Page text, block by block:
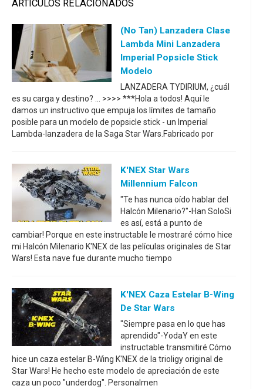
ARTÍCULOS RELACIONADOS
(No Tan) Lanzadera Clase
Lambda Mini Lanzadera
Imperial Popsicle Stick
Modelo
LANZADERA TYDIRIUM, ¿cuál
es su carga y destino? ... >>>> ***Hola a todos! Aquí le
damos un instructivo que empuja los límites de tamaño
posible para un modelo de popsicle stick - un Imperial
Lambda-lanzadera de la Saga Star Wars.Fabricado por
K'NEX Star Wars
Millennium Falcon
"Te has nunca oído hablar del
Halcón Milenario?"-Han SoloSi
es así, está a punto de
cambiar! Porque en este instructable le mostraré cómo hice
mi Halcón Milenario K'NEX de las películas originales de Star
Wars! Esta nave fue durante mucho tiempo
K'NEX Caza Estelar B-Wing
De Star Wars
"Siempre pasa en lo que has
aprendido"-YodaY en este
instructable transmitiré Cómo
hice un caza estelar B-Wing K'NEX de la trioligy original de
Star Wars! He hecho este modelo de apreciación de este
caza un poco "underdog". Personalmen